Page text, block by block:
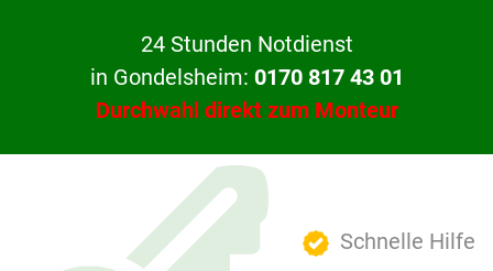
24 Stunden Notdienst
in Gondelsheim: 0170 817 43 01
Durchwahl direkt zum Monteur
Schnelle Hilfe